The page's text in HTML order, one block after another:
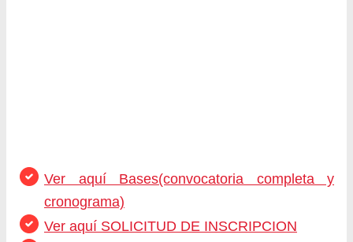
Ver aquí Bases(convocatoria completa y
cronograma)
Ver aquí SOLICITUD DE INSCRIPCION